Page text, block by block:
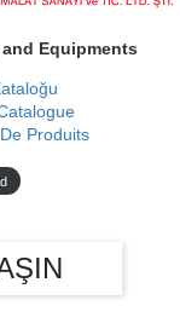
Equipments
Produits